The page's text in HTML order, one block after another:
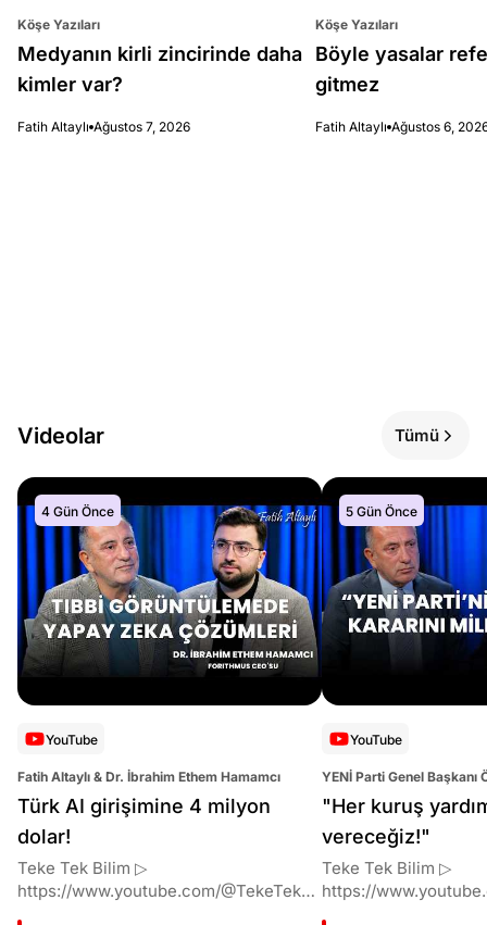
Köşe Yazıları
Medyanın kirli zincirinde daha
kimler var?
Fatih Altaylı Ağustos 7, 2026
Köşe Yazıları
Böyle yasalar
gitmez
Fatih Altaylı Ağustos 6,
Videolar Tümü
4 Gün Önce
YouTube
Fatih Altaylı & Dr. İbrahim Ethem Hamamcı
Türk AI girişimine 4 milyon
dolar!
Teke Tek Bilim ▷
https://www.youtube.com/@TekeTekBil
5 Gün Önce
YouTube
YENİ Parti Genel Başkanı
Altaylı
"Her kuruş
vereceğiz!"
Teke Tek Bilim ▷
https://